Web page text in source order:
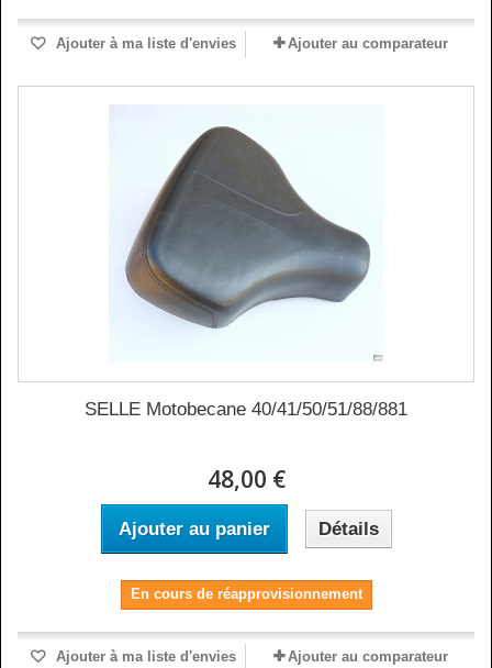
Ajouter à ma liste d'envies Ajouter au comparateur
SELLE Motobecane 40/41/50/51/88/881
48,00 €
Ajouter au panier Détails
En cours de réapprovisionnement
Ajouter à ma liste d'envies Ajouter au comparateur